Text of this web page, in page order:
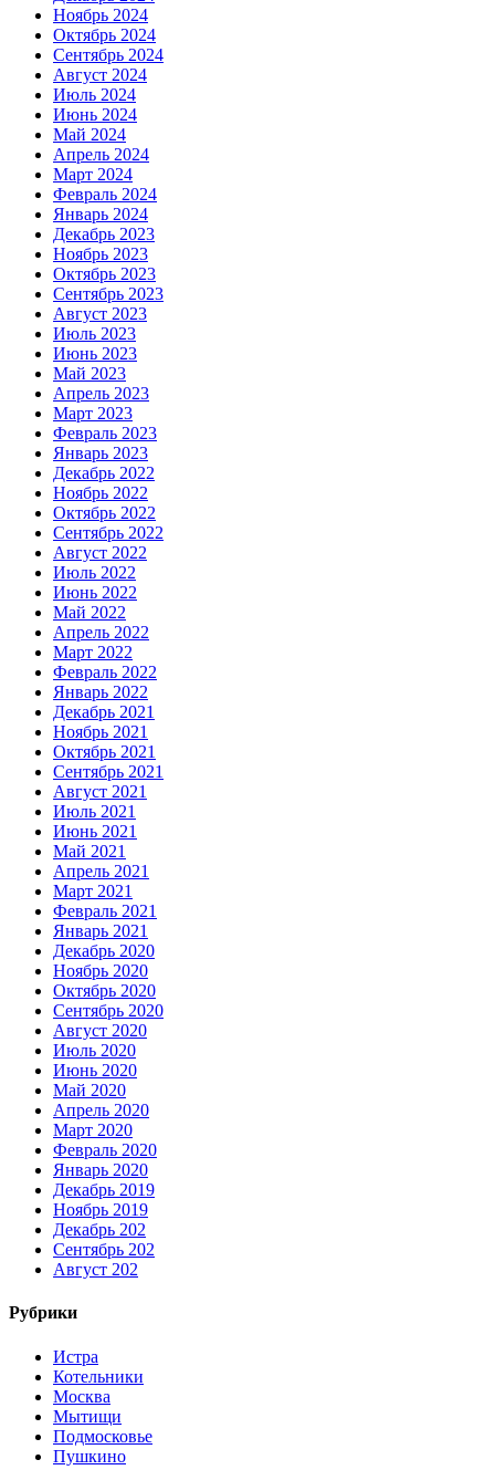
Ноябрь 2024
Октябрь 2024
Сентябрь 2024
Август 2024
Июль 2024
Июнь 2024
Май 2024
Апрель 2024
Март 2024
Февраль 2024
Январь 2024
Декабрь 2023
Ноябрь 2023
Октябрь 2023
Сентябрь 2023
Август 2023
Июль 2023
Июнь 2023
Май 2023
Апрель 2023
Март 2023
Февраль 2023
Январь 2023
Декабрь 2022
Ноябрь 2022
Октябрь 2022
Сентябрь 2022
Август 2022
Июль 2022
Июнь 2022
Май 2022
Апрель 2022
Март 2022
Февраль 2022
Январь 2022
Декабрь 2021
Ноябрь 2021
Октябрь 2021
Сентябрь 2021
Август 2021
Июль 2021
Июнь 2021
Май 2021
Апрель 2021
Март 2021
Февраль 2021
Январь 2021
Декабрь 2020
Ноябрь 2020
Октябрь 2020
Сентябрь 2020
Август 2020
Июль 2020
Июнь 2020
Май 2020
Апрель 2020
Март 2020
Февраль 2020
Январь 2020
Декабрь 2019
Ноябрь 2019
Декабрь 202
Сентябрь 202
Август 202
Рубрики
Истра
Котельники
Москва
Мытищи
Подмосковье
Пушкино